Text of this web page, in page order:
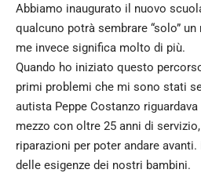
Abbiamo inaugurato il nuovo
qualcuno potrà sembrare “solo”
me invece significa molto di più.
Quando ho iniziato questo
primi problemi che mi sono stati
autista Peppe Costanzo
mezzo con oltre 25 anni di
riparazioni per poter andare avanti.
delle esigenze dei nostri bambini.